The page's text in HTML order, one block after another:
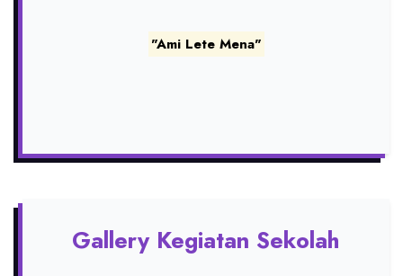
"Ami Lete Mena"
Gallery Kegiatan Sekolah